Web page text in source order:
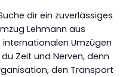
dir ein zuverlässiges
Lehmann aus
Umzügen
Zeit und Nerven, denn
den Transport